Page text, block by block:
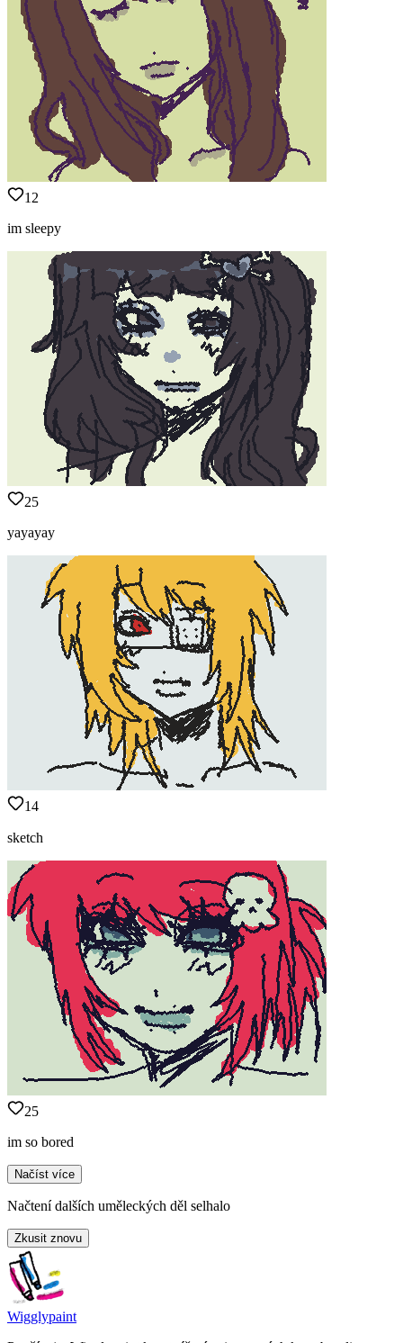
12
im sleepy
25
yayayay
14
sketch
25
im so bored
Načíst více
Načtení dalších uměleckých děl selhalo
Zkusit znovu
Wigglypaint